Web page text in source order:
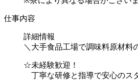
仕事内容
詳細情報
＼大手食品工場で調味料原材料
☆未経験歓迎！
丁寧な研修と指導で安心のス